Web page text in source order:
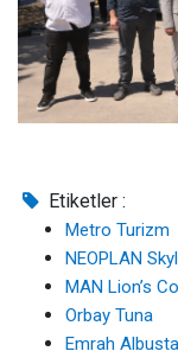
Etiketler :
Metro Turizm
NEOPLAN
MAN Lion’s
Orbay Tuna
Emrah